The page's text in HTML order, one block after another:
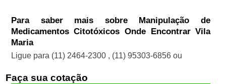
Para saber mais sobre Manipulação de
Medicamentos Citotóxicos Onde Encontrar Vila
Maria
Ligue para (11) 2464-2300 , (11) 95303-6856 ou
Faça sua cotação